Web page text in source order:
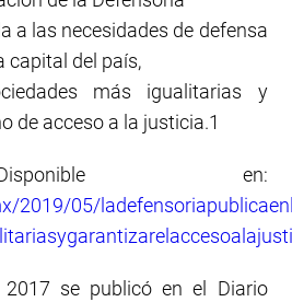
a las necesidades de defensa
capital del país,
más igualitarias y
de acceso a la justicia.1
en:
2019/05/
se publicó en el Diario